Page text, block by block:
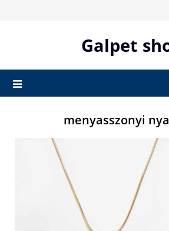
Galpet
menyasszonyi